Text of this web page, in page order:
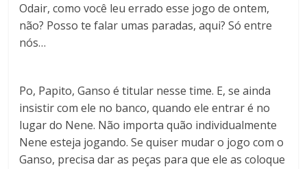
Odair, como você leu errado esse jogo de ontem,
não? Posso te falar umas paradas, aqui? Só entre
nós…
Po, Papito, Ganso é titular nesse time. E, se ainda
insistir com ele no banco, quando ele entrar é no
lugar do Nene. Não importa quão individualmente
Nene esteja jogando. Se quiser mudar o jogo com o
Ganso, precisa dar as peças para que ele as coloque